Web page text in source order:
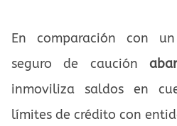
En comparación con
seguro de caución
inmoviliza saldos en
límites de crédito con